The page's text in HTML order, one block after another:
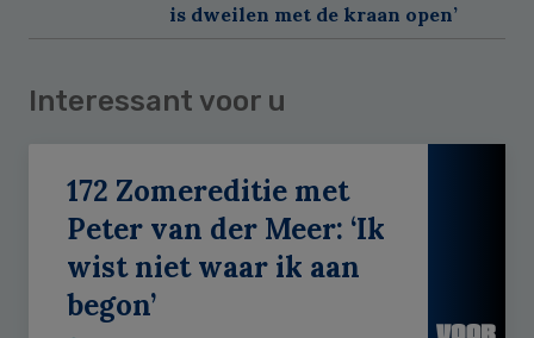
is dweilen met de kraan open’
Interessant voor u
172 Zomereditie met
Peter van der Meer: ‘Ik
wist niet waar ik aan
begon’